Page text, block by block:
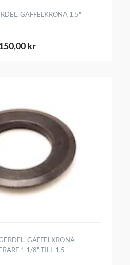
GAFFELKRONA 1,5"
kr
GAFFELKRONA
1 1/8" TILL 1.5"